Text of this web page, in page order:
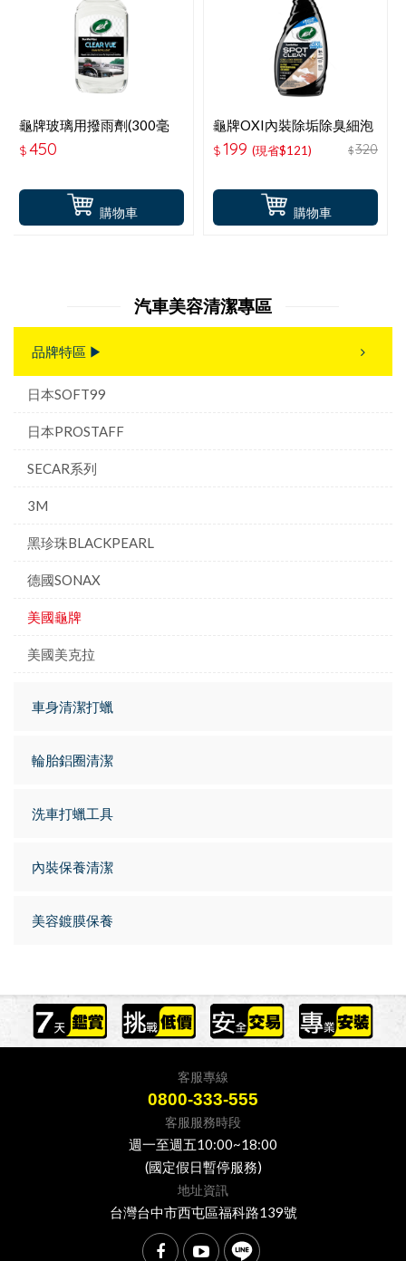
購物車
龜牌玻璃用撥雨劑(300毫
升)-附贈擦拭布1條 T622
$450
購物車
龜牌OXI內裝除垢除臭細泡
潔劑(473毫升) T249
$199 (現省$121) $320
汽車美容清潔專區
品牌特區 ▶
日本SOFT99
日本PROSTAFF
SECAR系列
3M
黑珍珠BLACKPEARL
德國SONAX
美國龜牌
美國美克拉
車身清潔打蠟
輪胎鋁圈清潔
洗車打蠟工具
內裝保養清潔
美容鍍膜保養
客服專線
0800-333-555
客服服務時段
週一至週五10:00~18:00
(國定假日暫停服務)
地址資訊
台灣台中市西屯區福科路139號